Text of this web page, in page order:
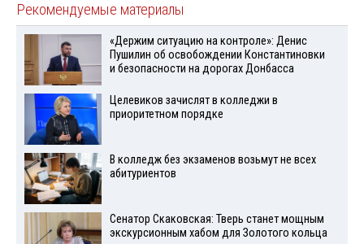
Рекомендуемые материалы
«Держим ситуацию на контроле»: Денис
Пушилин об освобождении Константиновки
и безопасности на дорогах Донбасса
Целевиков зачислят в колледжи в
приоритетном порядке
В колледж без экзаменов возьмут не всех
абитуриентов
Сенатор Скаковская: Тверь станет мощным
экскурсионным хабом для Золотого кольца